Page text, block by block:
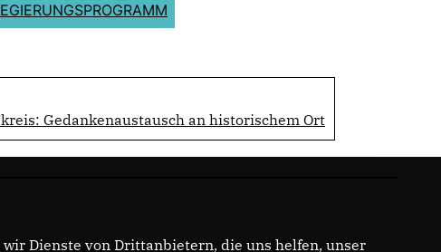
Gedankenaustausch an historischem Ort
Dienste von Drittanbietern, die uns helfen, unser